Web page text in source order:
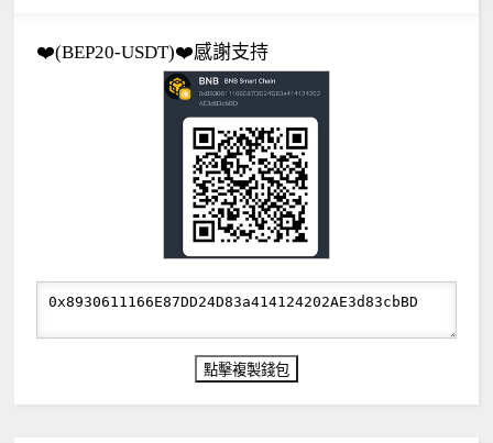
❤️(BEP20-USDT)❤️感謝支持